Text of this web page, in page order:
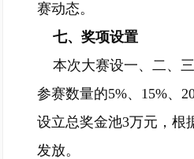
赛动态。
七、奖项设置
本次大赛设一、二、
参赛数量的5%、15%、
设立总奖金池3万元，根
发放。